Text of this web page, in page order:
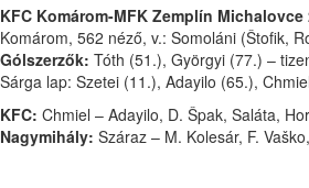
KFC Komárom-MFK Zemplín Michalovce
Komárom, 562 néző, v.: Somoláni (Štofik,
Gólszerzők: Tóth (51.), Györgyi (77.) –
Sárga lap: Szetei (11.), Adayilo (65.),
KFC: Chmiel – Adayilo, D. Špak, Saláta,
Nagymihály: Száraz – M. Kolesár, F.